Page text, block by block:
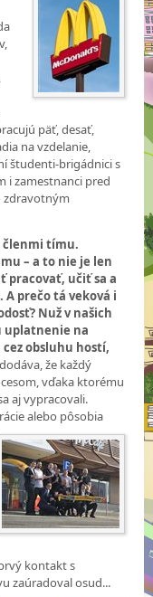
päť, desať,
na vzdelanie,
študenti-brigádnici s
i zamestnanci pred
zdravotným
členmi tímu.
– a to nie je len
pracovať, učiť sa a
prečo tá veková i
Nuž v našich
uplatnenie na
obsluhu hostí,
že každý
vďaka ktorému
aj vypracovali.
alebo pôsobia
kontakt s
zaúradoval osud...